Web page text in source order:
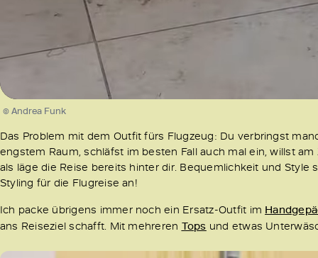
© Andrea Funk
Das Problem mit dem Outfit fürs Flugzeug: Du verbringst
engstem Raum, schläfst im besten Fall auch mal ein, willst
als läge die Reise bereits hinter dir. Bequemlichkeit und
Styling für die Flugreise an!
Ich packe übrigens immer noch ein Ersatz-Outfit im
ans Reiseziel schafft. Mit mehreren Tops und etwas